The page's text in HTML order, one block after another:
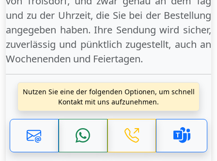
und zu der Uhrzeit, die Sie bei der Bestellung
angegeben haben. Ihre Sendung wird sicher,
zuverlässig und pünktlich zugestellt, auch an
Wochenenden und Feiertagen.
Nutzen Sie eine der folgenden Optionen, um schnell
Kontakt mit uns aufzunehmen.